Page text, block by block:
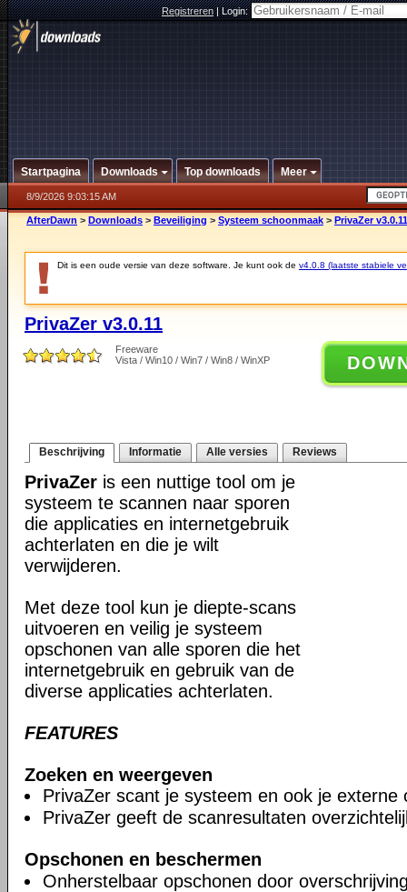
Registreren|Login:
Startpagina Downloads Top downloads Meer
8/9/2026 9:03:15 AM
AfterDawn > Downloads > Beveiliging > Systeem schoonmaak > PrivaZer v3.0.11
Dit is een oude versie van deze software. Je kunt ook de v4.0.8 (laatste stabiele
PrivaZer v3.0.11
Freeware
Vista / Win10 / Win7 / Win8 / WinXP
Beschrijving Informatie Alle versies Reviews
PrivaZer is een nuttige tool om je
systeem te scannen naar sporen
die applicaties en internetgebruik
achterlaten en die je wilt
verwijderen.
Met deze tool kun je diepte-scans
uitvoeren en veilig je systeem
opschonen van alle sporen die het
internetgebruik en gebruik van de
diverse applicaties achterlaten.
FEATURES
Zoeken en weergeven
PrivaZer scant je systeem en ook je externe
PrivaZer geeft de scanresultaten
Opschonen en beschermen
Onherstelbaar opschonen door